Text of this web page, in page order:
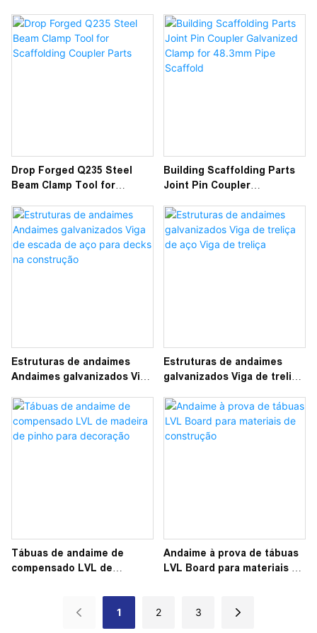
Drop Forged Q235 Steel
Beam Clamp Tool for
Building Scaffolding Parts
Joint Pin Coupler
48.3mm Pipe Scaffold
Estruturas de andaimes
Andaimes galvanizados Viga
decks na construção
Estruturas de andaimes
galvanizados Viga de treliça
Tábuas de andaime de
compensado LVL de
Andaime à prova de tábuas
LVL Board para materiais de
1 2 3